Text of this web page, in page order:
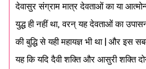
देवासुर संग्राम मात्र देवताओं का या
युद्ध ही नहीं था, वरन् यह देवताओं का
की बुद्धि से यही महायज्ञ भी था | और इस
यह कि यदि दैवी शक्ति और आसुरी शक्ति